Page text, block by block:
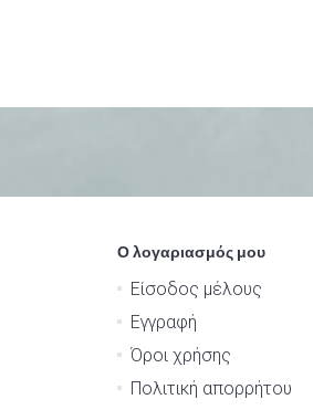
Ο λογαριασμός μου
Είσοδος μέλους
Εγγραφή
Όροι χρήσης
Πολιτική απορρήτου